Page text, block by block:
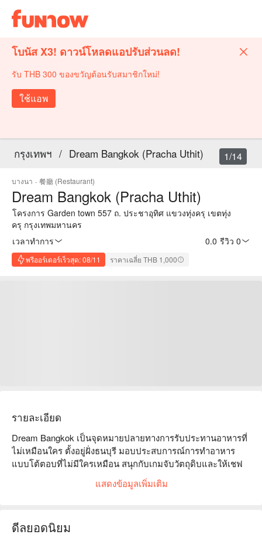
โบนัส X3! ดาวน์โหลดแอปรับส่วนลด!
รับ THB 300 ของขวัญต้อนรับสมาชิกใหม่!
ใช้แอพ
กรุงเทพฯ / Dream Bangkok (Pracha Uthit)
บางนา · 餐廳 (Restaurant)
Dream Bangkok (Pracha Uthit)
โครงการ Garden town 557 ถ. ประชาอุทิศ แขวงทุ่งครุ เขตทุ่ง
ครุ กรุงเทพมหานคร
เวลาทำการ
0.0 รีวิว 0
พรีออร์เดอร์เร็วสุด: 08/11 ราคาเฉลี่ย THB 1,000
1/14
รายละเอียด
Dream Bangkok เป็นจุดหมายปลายทางการรับประทานอาหารที่
ไม่เหมือนใคร ตั้งอยู่ฝั่งธนบุรี มอบประสบการณ์การทำอาหาร
แบบโต้ตอบที่ไม่มีใครเหมือน สนุกกับเกมจับวัตถุดิบและให้เชฟ
สร้างสรรค์จานอาหารที่ปรับแต่งตามการเลือกของคุณ สำรวจเมนู
ที่สร้างสรรค์ซึ่งได้รับแรงบันดาลใจจากอาหารหลากหลาย
เพลิดเพลินกับโปรโมชั่นพิเศษจาก FunNow!
แสดงข้อมูลเพิ่มเติม
ดีลยอดนิยม